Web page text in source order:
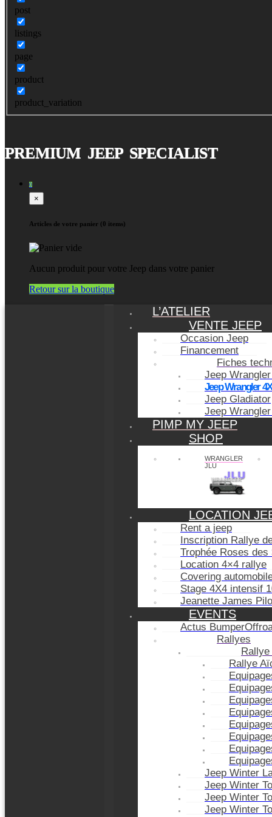
post
listings
page
product
product_variation
PREMIUM JEEP SPECIALIST
0
×
Articles de votre panier (0 items)
Aucun produit pour votre Jeep dans votre panier
Retour sur la boutique
L’ATELIER
VENTE JEEP
Occasion Jeep
Financement
Fiches
Jeep
Jeep Wrangler
Jeep Gladiator
Jeep
PIMP MY JEEP
SHOP
WRANGLER
JLU
LOCATION
Rent a jeep
Inscription Rallye
Trophée Roses des
Location 4×4 rallye
Covering
Stage 4X4 intensif
Jeanette James
EVENTS
Actus
Rallyes
Rallye
Jeep Winter
Jeep Winter
Jeep Winter
Jeep Winter